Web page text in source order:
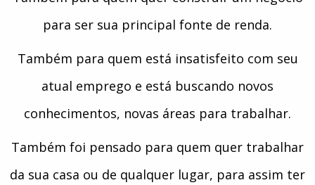
para ser sua principal fonte de renda.
Também para quem está insatisfeito com seu
atual emprego e está buscando novos
conhecimentos, novas áreas para trabalhar.
Também foi pensado para quem quer trabalhar
da sua casa ou de qualquer lugar, para assim ter